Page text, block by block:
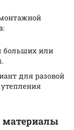
больших или
для разовой
материалы